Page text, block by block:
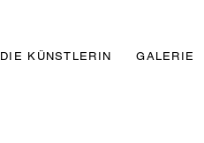
DIE KÜNSTLERIN GALERIE